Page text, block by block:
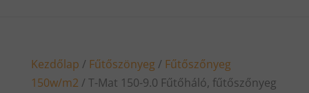
Kezdőlap / Fűtőszönyeg / Fűtőszőnyeg
150w/m2 / T-Mat 150-9.0 Fűtőháló, fűtőszőnyeg